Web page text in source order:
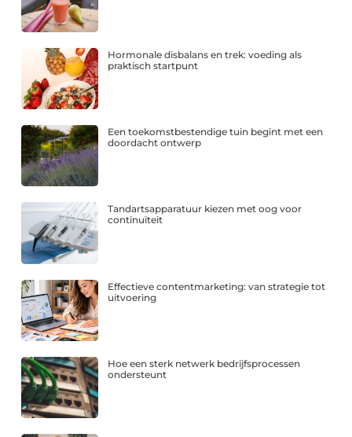
Hormonale disbalans en trek: voeding als
praktisch startpunt
Een toekomstbestendige tuin begint met een
doordacht ontwerp
Tandartsapparatuur kiezen met oog voor
continuïteit
Effectieve contentmarketing: van strategie tot
uitvoering
Hoe een sterk netwerk bedrijfsprocessen
ondersteunt